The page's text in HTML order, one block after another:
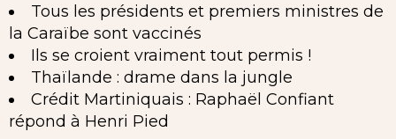
Tous les présidents et premiers ministres de
la Caraïbe sont vaccinés
Ils se croient vraiment tout permis !
Thaïlande : drame dans la jungle
Crédit Martiniquais : Raphaël Confiant
répond à Henri Pied